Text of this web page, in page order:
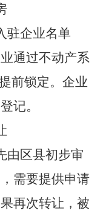
驻企业名单
通过不动产系
前锁定。企业
记。
由区县初步审
需要提供申请
再次转让，被